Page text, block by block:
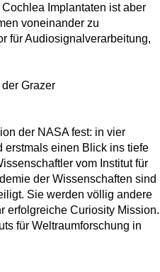
Implantaten ist aber
voneinander zu
für Audiosignalverarbeitung,
Grazer
der NASA fest: in vier
erstmals einen Blick ins tiefe
vom Institut für
der Wissenschaften sind
Sie werden völlig andere
erfolgreiche Curiosity Mission.
für Weltraumforschung in